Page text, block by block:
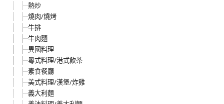
熱炒
燒肉/燒烤
牛排
牛肉麵
異國料理
粵式料理/港式飲茶
素食餐廳
美式料理/漢堡/炸雞
義大利麵